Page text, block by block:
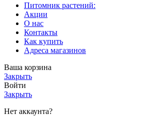
Питомник растений:
Акции
О нас
Контакты
Как купить
Адреса магазинов
Ваша корзина
Закрыть
Войти
Закрыть
Нет аккаунта?